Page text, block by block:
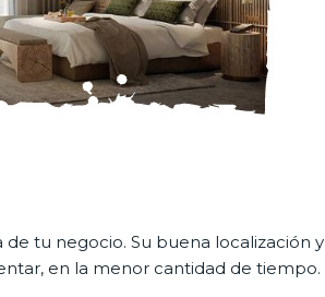
tu negocio. Su buena localización y
en la menor cantidad de tiempo.